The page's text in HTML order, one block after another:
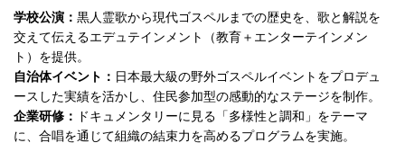
学校公演： 黒人霊歌から現代ゴスペルまでの歴史を、歌と解説を
交えて伝えるエデュテインメント（教育＋エンターテインメン
ト）を提供。
自治体イベント： 日本最大級の野外ゴスペルイベントをプロデュ
ースした実績を活かし、住民参加型の感動的なステージを制作。
企業研修：
ドキュメンタリーに見る「多様性と調和」をテーマ
に、合唱を通じて組織の結束力を高めるプログラムを実施。